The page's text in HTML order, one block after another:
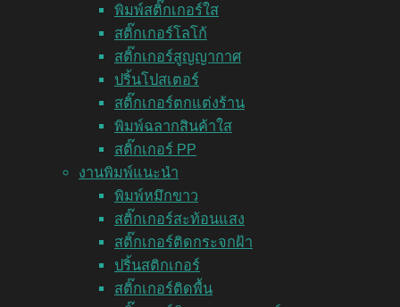
พิมพ์สติ๊กเกอร์ใส
สติ๊กเกอร์โลโก้
สติ๊กเกอร์สูญญากาศ
ปริ้นโปสเตอร์
สติ๊กเกอร์ตกแต่งร้าน
พิมพ์ฉลากสินค้าใส
สติ๊กเกอร์ PP
งานพิมพ์แนะนำ
พิมพ์หมึกขาว
สติ๊กเกอร์สะท้อนแสง
สติ๊กเกอร์ติดกระจกฝ้า
ปริ้นสติกเกอร์
สติ๊กเกอร์ติดพื้น